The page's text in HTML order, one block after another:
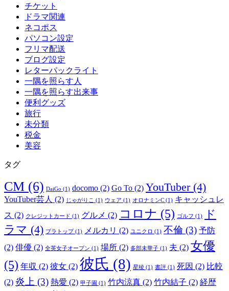
チケット
ドラマ関連
ネコポス
パソコン設定
フリマ配送
ブログ設定
レターパックライト
一隅を照らす人
一隅を照らす出来事
便利グッズ
旅行
未分類
税金
美容
タグ
CM (6) DaiGo (1) docomo (2) Go To (2) YouTuber(4)
YouTuber芸人 (2) じゃがりこ (1) ウェア (1) オロナミンC (1) キャッシュレ
ス (2) クレジットカード (1) グルメ (2) コロナ (5) ゴルフ (1)
ド
ラマ (4) ブラトップ(1) メルカリ (2) ユニクロ (1) 不倫 (3) 予防
(2) 俳優 (2) 全英女子オープン (1) 場所 (2) 多部未華子 (1) 夫 (2) 女優
(5) 年収 (2) 彼女 (2) 彼氏 (8) 星稜 (1) 書評 (1) 死因 (2) 比較
(2) 炎上 (3) 熱愛 (2) 甲子園 (1) 竹内涼真 (2) 竹内結子 (2) 経歴